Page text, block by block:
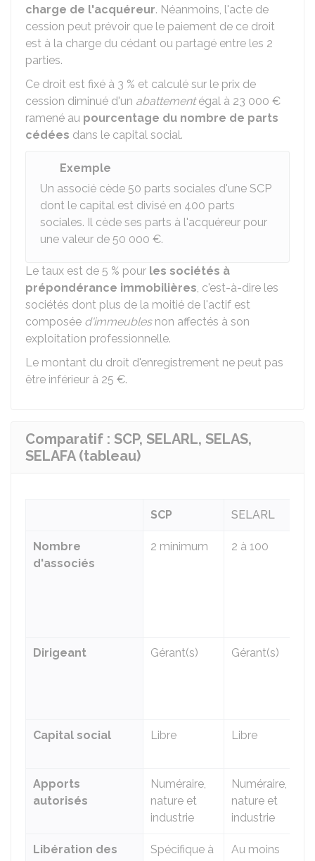
charge de l'acquéreur. Néanmoins, l'acte de
cession peut prévoir que le paiement de ce droit
est à la charge du cédant ou partagé entre les 2
parties.
Ce droit est fixé à 3 % et calculé sur le prix de
cession diminué d'un abattementégal à 23 000 €
ramené au pourcentage du nombre de parts
cédées dans le capital social.
Exemple
Un associé cède 50 parts sociales d'une SCP
dont le capital est divisé en 400 parts
sociales. Il cède ses parts à l'acquéreur pour
une valeur de 50 000 €.
Le taux est de 5 % pour les sociétés à
prépondérance immobilières, c'est-à-dire les
sociétés dont plus de la moitié de l'actif est
composée d'immeublesnon affectés à son
exploitation professionnelle.
Le montant du droit d'enregistrement ne peut pas
être inférieur à 25 €.
Comparatif : SCP, SELARL, SELAS,
SELAFA (tableau)
SCP SELARL
Nombre
d'associés
2 minimum 2 à 100
Dirigeant Gérant(s) Gérant(s)
Capital social Libre Libre
Apports
autorisés
Numéraire,
nature et
industrie
Numéraire,
nature et
industrie
Libération des
Spécifique à
Au moins